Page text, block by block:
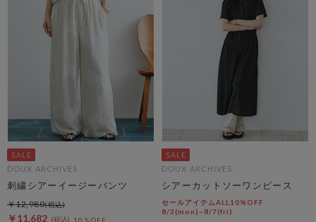
DOUX ARCHIVES
刺繍シアーイージーパンツ
￥11,682 10％OFF
￥12,980
DOUX ARCHIVES
シアーカットソーワンピース
セールアイテムALL10%OFF
8/3(mon)~8/7(fri)